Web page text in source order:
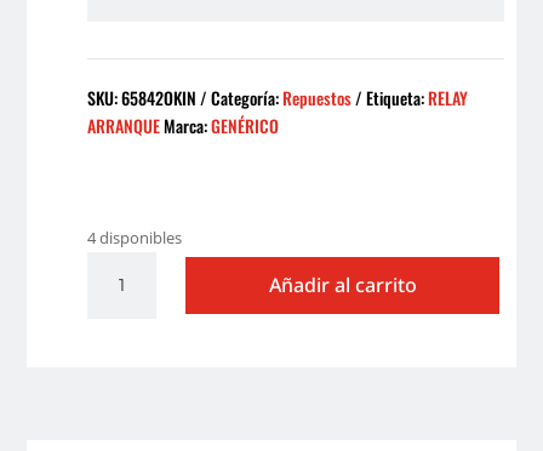
SKU:65842OKIN Categoría:Repuestos Etiqueta:RELAY
ARRANQUEMarca:GENÉRICO
4 disponibles
ARRANQUE
Añadir al carrito